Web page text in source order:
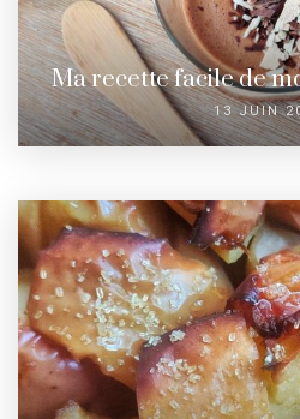
Ma recette facile de
13 JUIN